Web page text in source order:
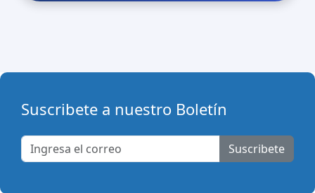
Suscribete a nuestro Boletín
Suscribete